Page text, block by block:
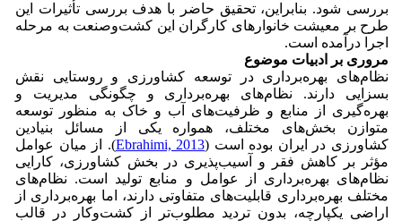
بررسی شود. بنابراین، تحقیق حاضر با هدف بررسی تأثیرات این
طرح بر معیشت خانوارهای کارگران این کشت‌وصنعت به مرحله
اجرا درآمده است.
مروری بر ادبیات موضوع
نظام‌های بهره‌برداری در توسعه کشاورزی و روستایی نقش
بسزایی دارند. نظام‌های بهره‌برداری و چگونگی مدیریت و
بهره‌گیری از منابع و ظرفیت‌های آب و خاک به منظور توسعه
متوازن بخش‌های مختلف، همواره یکی از مسائل بنیادین
کشاورزی در ایران بوده است (Ebrahimi, 2013). از میان عوامل
مؤثر بر کاهش فقر و آسیب‌پذیری در بخش کشاورزی، کارایی
نظام‌های بهره‌برداری از عوامل و منابع تولید است. نظام‌های
مختلف بهره‌برداری قابلیت‌های متفاوتی دارند، اما بهره‌برداری از
اراضی یکپارچه، بدون تردید مطلوب‌تر از کشت‌و‌کار در قالب